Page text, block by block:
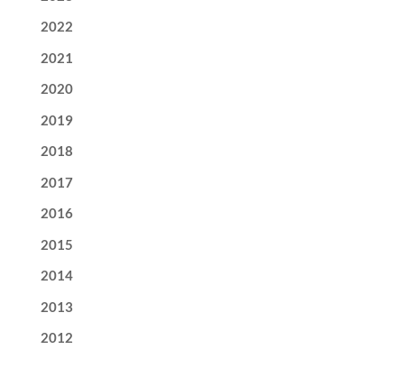
2022
2021
2020
2019
2018
2017
2016
2015
2014
2013
2012